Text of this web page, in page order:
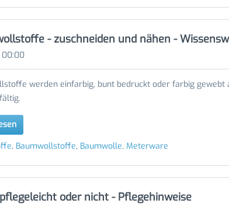
- zuschneiden und nähen -
00:00
werden einfarbig, bunt bedruckt oder farbig
, Baumwollstoffe, Baumwolle, Meterware
oder nicht - Pflegehinweise